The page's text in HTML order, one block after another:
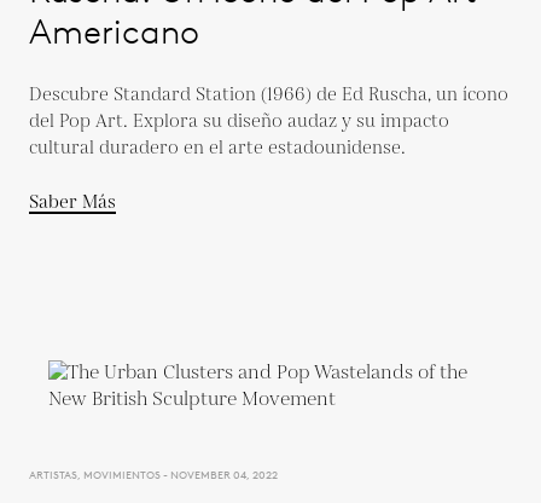
Americano
Descubre Standard Station (1966) de Ed Ruscha, un ícono
del Pop Art. Explora su diseño audaz y su impacto
cultural duradero en el arte estadounidense.
Saber Más
ARTISTAS, MOVIMIENTOS - NOVEMBER 04, 2022